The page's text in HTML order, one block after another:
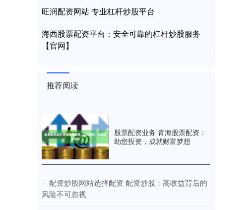
旺润配资网站 专业杠杆炒股平台
海西股票配资平台：安全可靠的杠杆炒股服务
【官网】
推荐阅读
股票配资业务 青海股票配资：
助您投资，成就财富梦想
· ​配资炒股网站选择配资 配资炒股：高收益背后的
风险不可忽视